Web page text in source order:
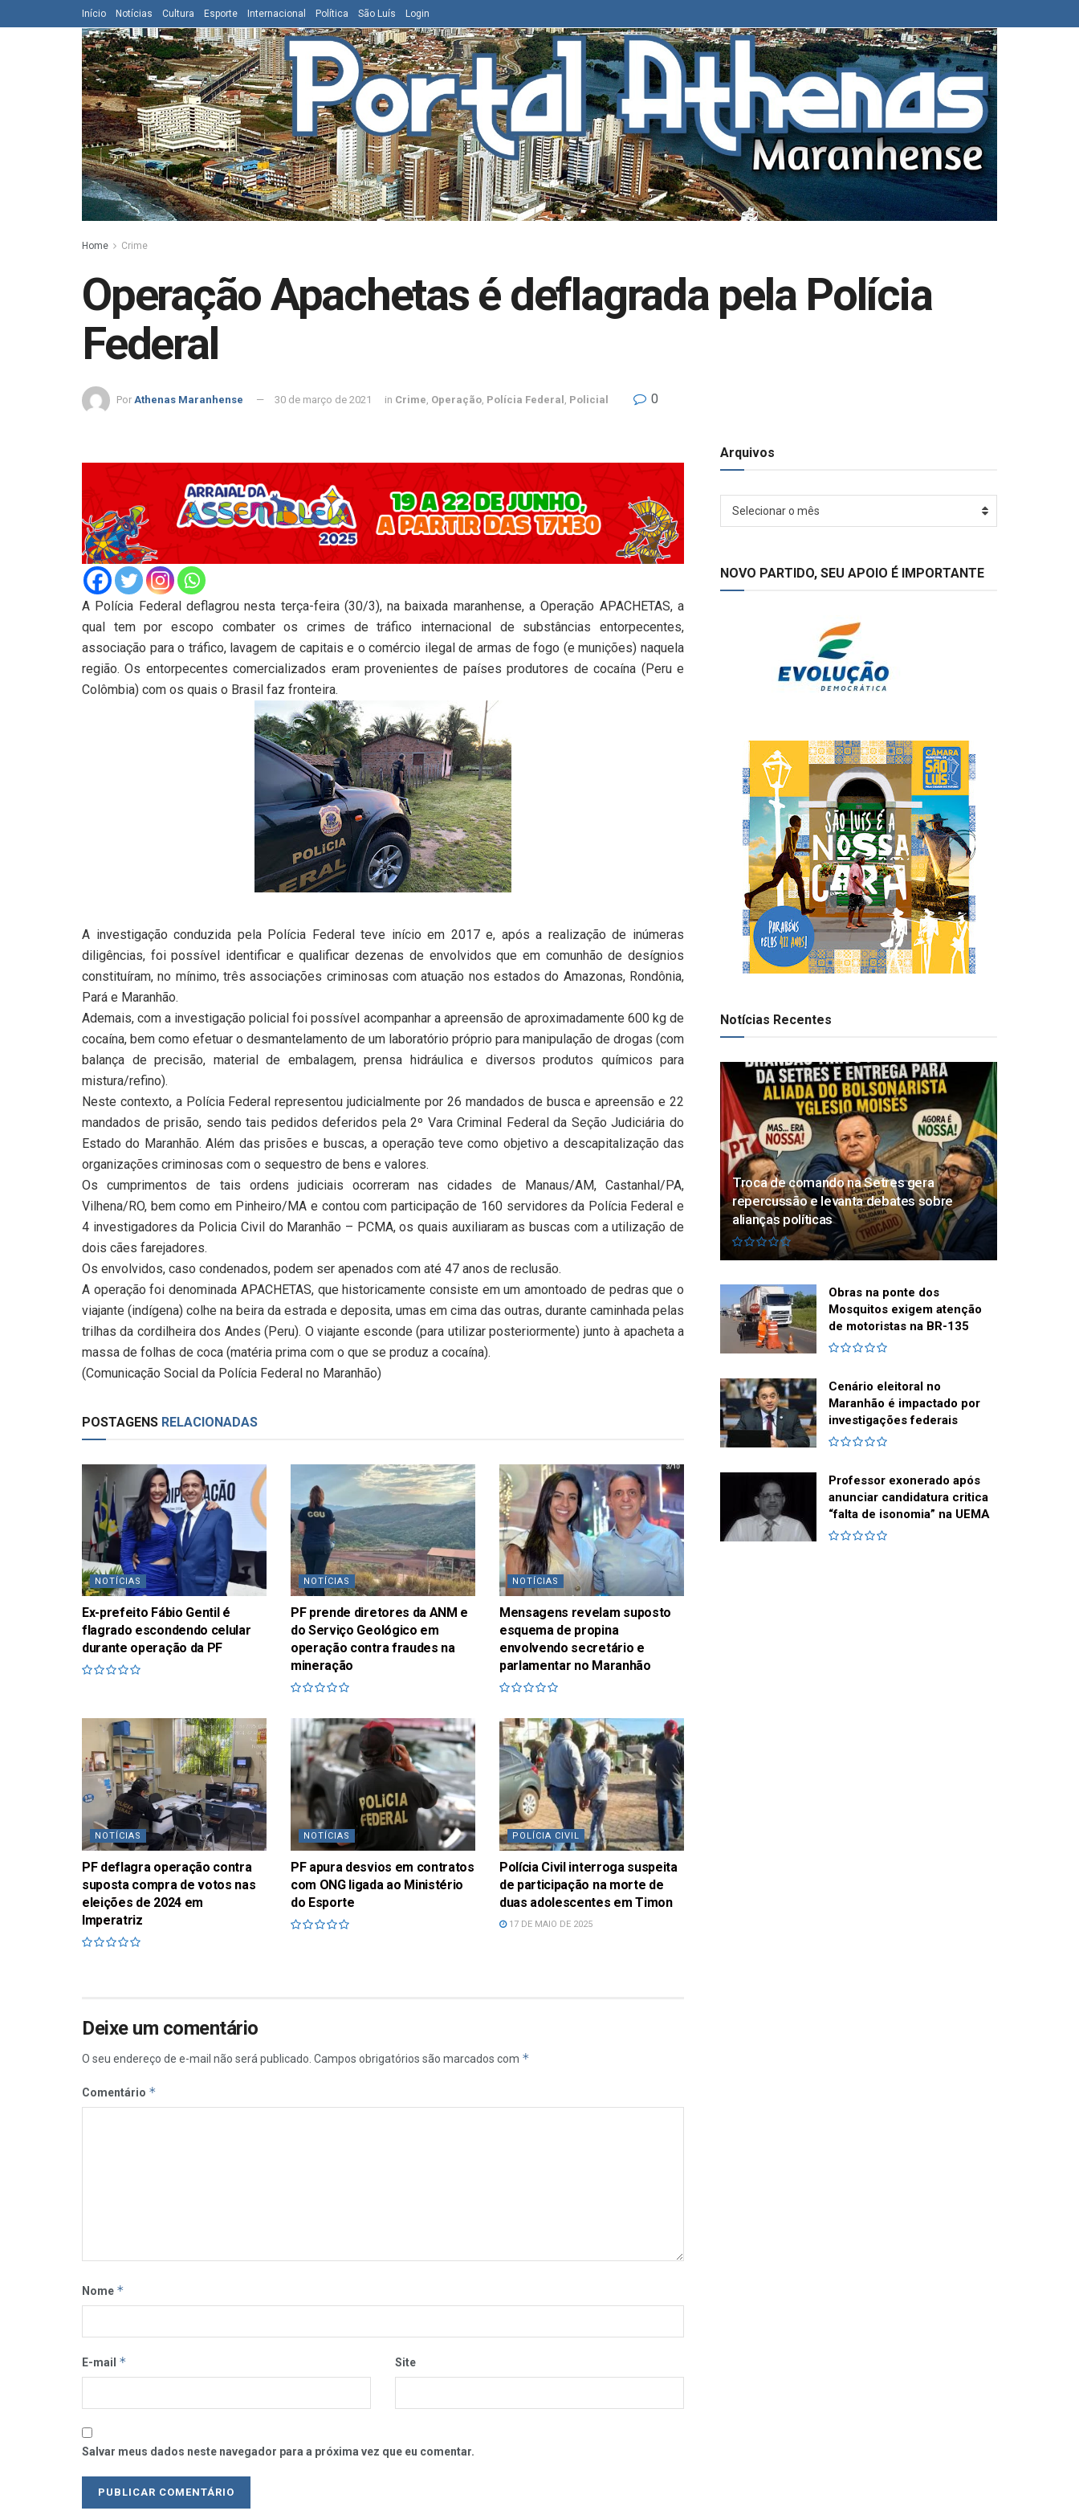
Início Notícias Cultura Esporte Internacional Política São Luís Login
Home Crime
Operação Apachetas é deflagrada pela Polícia
Federal
Por Athenas Maranhense 30 de março de 2021 in Crime, Operação, Polícia Federal , Policial 0
A Polícia Federal deflagrou nesta terça-feira (30/3), na baixada maranhense, a Operação APACHETAS, a
qual tem por escopo combater os crimes de tráfico internacional de substâncias entorpecentes,
associação para o tráfico, lavagem de capitais e o comércio ilegal de armas de fogo (e munições) naquela
região. Os entorpecentes comercializados eram provenientes de países produtores de cocaína (Peru e
Colômbia) com os quais o Brasil faz fronteira.
A investigação conduzida pela Polícia Federal teve início em 2017 e, após a realização de inúmeras
diligências, foi possível identificar e qualificar dezenas de envolvidos que em comunhão de desígnios
constituíram, no mínimo, três associações criminosas com atuação nos estados do Amazonas, Rondônia,
Pará e Maranhão.
Ademais, com a investigação policial foi possível acompanhar a apreensão de aproximadamente 600 kg de
cocaína, bem como efetuar o desmantelamento de um laboratório próprio para manipulação de drogas (com
balança de precisão, material de embalagem, prensa hidráulica e diversos produtos químicos para
mistura/refino).
Neste contexto, a Polícia Federal representou judicialmente por 26 mandados de busca e apreensão e 22
mandados de prisão, sendo tais pedidos deferidos pela 2º Vara Criminal Federal da Seção Judiciária do
Estado do Maranhão. Além das prisões e buscas, a operação teve como objetivo a descapitalização das
organizações criminosas com o sequestro de bens e valores.
Os cumprimentos de tais ordens judiciais ocorreram nas cidades de Manaus/AM, Castanhal/PA,
Vilhena/RO, bem como em Pinheiro/MA e contou com participação de 160 servidores da Polícia Federal e
4 investigadores da Policia Civil do Maranhão – PCMA, os quais auxiliaram as buscas com a utilização de
dois cães farejadores.
Os envolvidos, caso condenados, podem ser apenados com até 47 anos de reclusão.
A operação foi denominada APACHETAS, que historicamente consiste em um amontoado de pedras que o
viajante (indígena) colhe na beira da estrada e deposita, umas em cima das outras, durante caminhada pelas
trilhas da cordilheira dos Andes (Peru). O viajante esconde (para utilizar posteriormente) junto à apacheta a
massa de folhas de coca (matéria prima com o que se produz a cocaína).
(Comunicação Social da Polícia Federal no Maranhão)
POSTAGENS RELACIONADAS
NOTÍCIAS
Ex-prefeito Fábio Gentil é
flagrado escondendo celular
durante operação da PF
NOTÍCIAS
PF prende diretores da ANM e
do Serviço Geológico em
operação contra fraudes na
mineração
NOTÍCIAS
Mensagens revelam suposto
esquema de propina
envolvendo secretário e
parlamentar no Maranhão
NOTÍCIAS
PF deflagra operação contra
suposta compra de votos nas
eleições de 2024 em
Imperatriz
NOTÍCIAS
PF apura desvios em contratos
com ONG ligada ao Ministério
do Esporte
POLÍCIA CIVIL
Polícia Civil interroga suspeita
de participação na morte de
duas adolescentes em Timon
17 DE MAIO DE 2025
Deixe um comentário
O seu endereço de e-mail não será publicado. Campos obrigatórios são marcados com *
Comentário *
Nome *
E-mail * Site
Salvar meus dados neste navegador para a próxima vez que eu comentar.
Arquivos
Arquivos
Selecionar o mês
NOVO PARTIDO, SEU APOIO É IMPORTANTE
Notícias Recentes
Troca de comando na Setres gera
repercussão e levanta debates sobre
alianças políticas
Obras na ponte dos
Mosquitos exigem atenção
de motoristas na BR-135
Cenário eleitoral no
Maranhão é impactado por
investigações federais
Professor exonerado após
anunciar candidatura critica
“falta de isonomia” na UEMA